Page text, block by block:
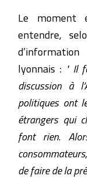
Le moment
entendre,
lyonnais : " Il
discussion à
politiques ont
étrangers qui
font rien.
de faire de la